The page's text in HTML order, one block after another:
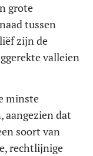
grote
tussen
zijn de
valleien
minste
aangezien dat
soort van
rechtlijnige